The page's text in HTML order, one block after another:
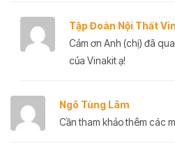
Tập Đoàn Nội Thất
Cảm ơn Anh (chị) đã
của Vinakit ạ!
Ngô Tùng Lâm
Cần tham khảo thêm các